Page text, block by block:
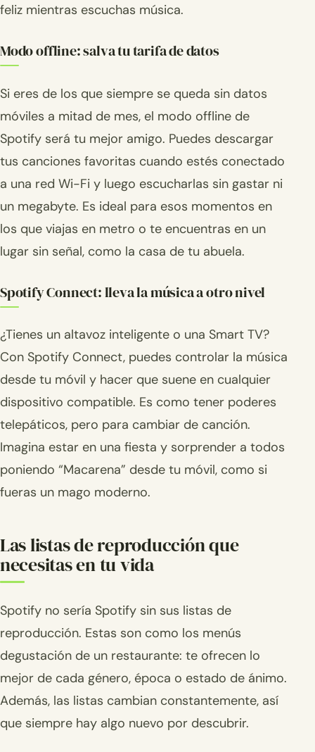
feliz mientras escuchas música.
Modo offline: salva tu tarifa de datos
Si eres de los que siempre se queda sin datos
móviles a mitad de mes, el modo offline de
Spotify será tu mejor amigo. Puedes descargar
tus canciones favoritas cuando estés conectado
a una red Wi-Fi y luego escucharlas sin gastar ni
un megabyte. Es ideal para esos momentos en
los que viajas en metro o te encuentras en un
lugar sin señal, como la casa de tu abuela.
Spotify Connect: lleva la música a otro nivel
¿Tienes un altavoz inteligente o una Smart TV?
Con Spotify Connect, puedes controlar la música
desde tu móvil y hacer que suene en cualquier
dispositivo compatible. Es como tener poderes
telepáticos, pero para cambiar de canción.
Imagina estar en una fiesta y sorprender a todos
poniendo “Macarena” desde tu móvil, como si
fueras un mago moderno.
Las listas de reproducción que
necesitas en tu vida
Spotify no sería Spotify sin sus listas de
reproducción. Estas son como los menús
degustación de un restaurante: te ofrecen lo
mejor de cada género, época o estado de ánimo.
Además, las listas cambian constantemente, así
que siempre hay algo nuevo por descubrir.